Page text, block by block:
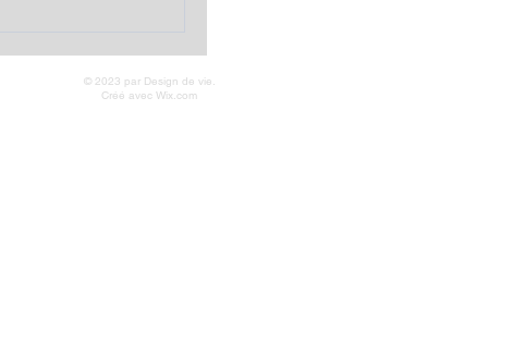
© 2023 par Design de vie.
Créé avec Wix.com